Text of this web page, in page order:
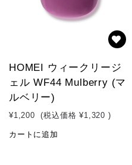
HOMEI ウィークリージ
ェル WF44 Mulberry (マ
ルベリー)
¥1,200 (税込価格 ¥1,320 )
カートに追加